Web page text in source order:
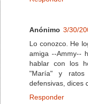
Anónimo 3/30/
Lo conozco. He
amiga --Ammy--
hablar con los
"María" y ratos
defensivas, dices
Responder